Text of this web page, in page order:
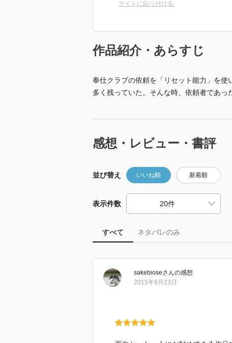
サイトに貼り付ける
作品紹介・あらすじ
奉仕クラブの依頼を「リセット能力」を
多く残っていた。そんな時、依頼者であ
感想・レビュー・書評
並び替え いいね順 新着順
表示件数
すべて ネタバレのみ
sakebioseさんの感想
2015年9月23日